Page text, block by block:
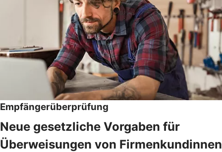
Empfängerüberprüfung
Neue gesetzliche Vorgaben für
Überweisungen von Firmenkundinnen